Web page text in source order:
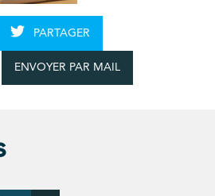
PARTAGER
ENVOYER PAR MAIL